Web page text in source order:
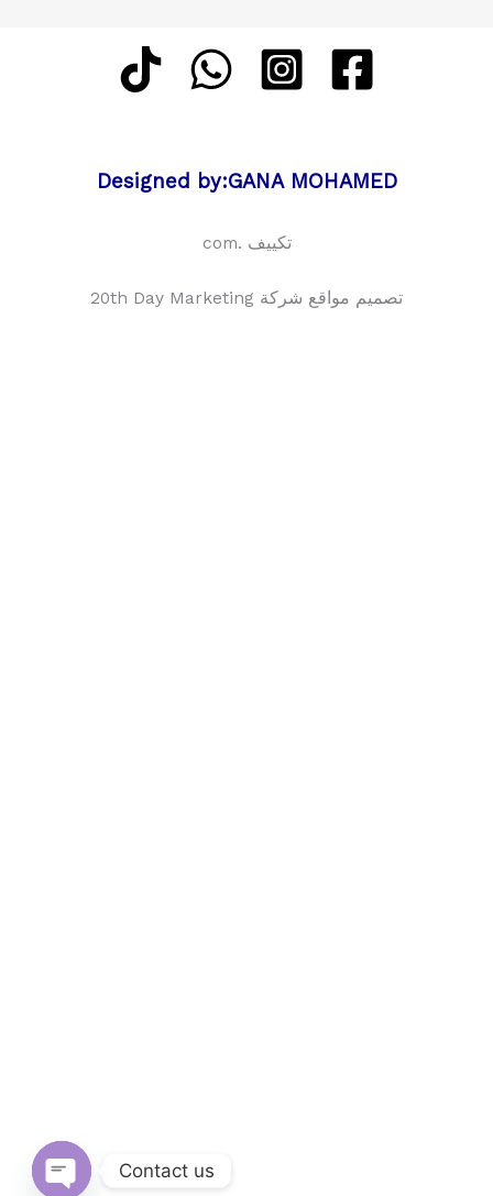
Designed by:GANA MOHAMED
تكييف .com
تصميم مواقع شركة 20th Day Marketing
Contact us